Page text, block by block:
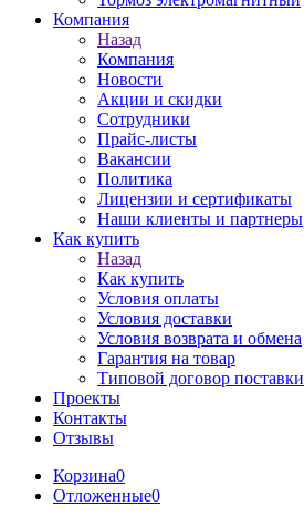
Компания
Назад
Компания
Новости
Акции и скидки
Сотрудники
Прайс-листы
Вакансии
Политика
Лицензии и сертификаты
Наши клиенты и партнеры
Как купить
Назад
Как купить
Условия оплаты
Условия доставки
Условия возврата и обмена
Гарантия на товар
Типовой договор поставки
Проекты
Контакты
Отзывы
Корзина0
Отложенные0